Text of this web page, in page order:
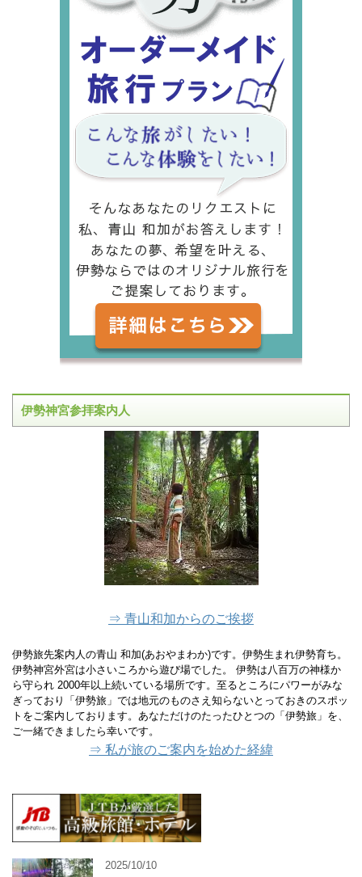
伊勢神宮参拝案内人
⇒ 青山和加からのご挨拶
伊勢旅先案内人の青山 和加(あおやまわか)です。伊勢生まれ伊勢育ち。
伊勢神宮外宮は小さいころから遊び場でした。 伊勢は八百万の神様か
ら守られ 2000年以上続いている場所です。至るところにパワーがみな
ぎっており「伊勢旅」では地元のものさえ知らないとっておきのスポッ
トをご案内しております。あなただけのたったひとつの「伊勢旅」を、
ご一緒できましたら幸いです。
⇒ 私が旅のご案内を始めた経緯
2025/10/10